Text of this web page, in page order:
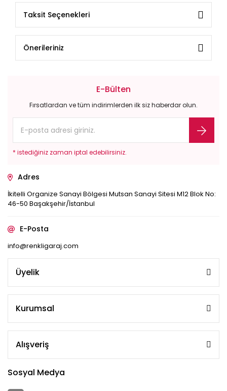
Taksit Seçenekleri
Önerileriniz
E-Bülten
Fırsatlardan ve tüm indirimlerden ilk siz haberdar olun.
* istediğiniz zaman iptal edebilirsiniz.
Adres
İkitelli Organize Sanayi Bölgesi Mutsan Sanayi Sitesi M12 Blok No:
46-50 Başakşehir/İstanbul
E-Posta
info@renkligaraj.com
Üyelik
Kurumsal
Alışveriş
Sosyal Medya